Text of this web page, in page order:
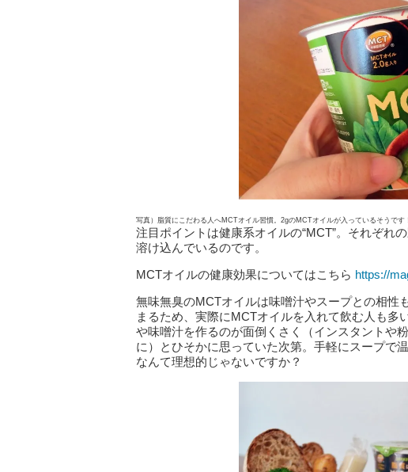
写真）脂質にこだわる人へMCTオイル習慣。2gのMCTオイルが入っているそうです！
注目ポイントは健康系オイルの“MCT”。それぞれ
溶け込んでいるのです。
MCTオイルの健康効果についてはこちら https://
無味無臭のMCTオイルは味噌汁やスープとの相性
まるため、実際にMCTオイルを入れて飲む人も
や味噌汁を作るのが面倒くさく（インスタントや
に）とひそかに思っていた次第。手軽にスープで
なんて理想的じゃないですか？